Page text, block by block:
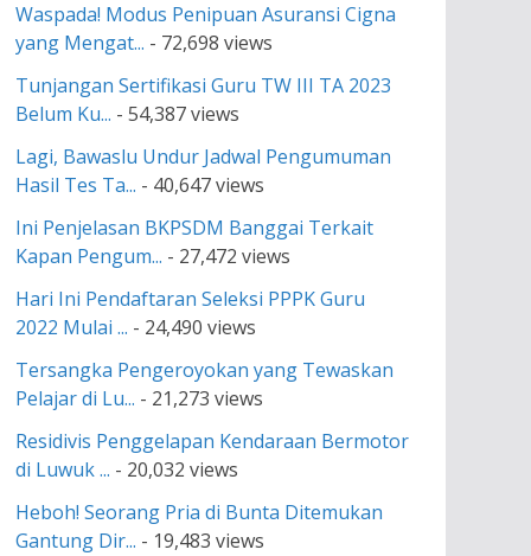
Waspada! Modus Penipuan Asuransi Cigna
yang Mengat... - 72,698 views
Tunjangan Sertifikasi Guru TW III TA 2023
Belum Ku... - 54,387 views
Lagi, Bawaslu Undur Jadwal Pengumuman
Hasil Tes Ta... - 40,647 views
Ini Penjelasan BKPSDM Banggai Terkait
Kapan Pengum... - 27,472 views
Hari Ini Pendaftaran Seleksi PPPK Guru
2022 Mulai ... - 24,490 views
Tersangka Pengeroyokan yang Tewaskan
Pelajar di Lu... - 21,273 views
Residivis Penggelapan Kendaraan Bermotor
di Luwuk ... - 20,032 views
Heboh! Seorang Pria di Bunta Ditemukan
Gantung Dir... - 19,483 views